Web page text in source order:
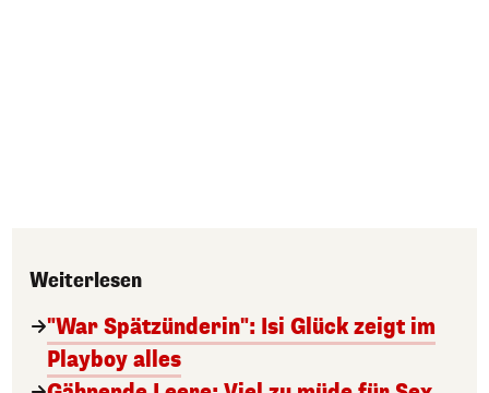
Weiterlesen
"War Spätzünderin": Isi Glück zeigt im
Playboy alles